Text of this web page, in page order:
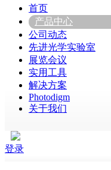
首页
产品中心
公司动态
先进光学实验室
展览会议
实用工具
解决方案
Photodigm
关于我们
登录